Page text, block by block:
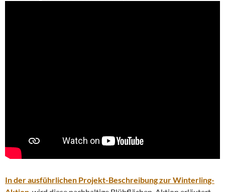
In der ausführlichen Projekt-Beschreibung zur Winterling-